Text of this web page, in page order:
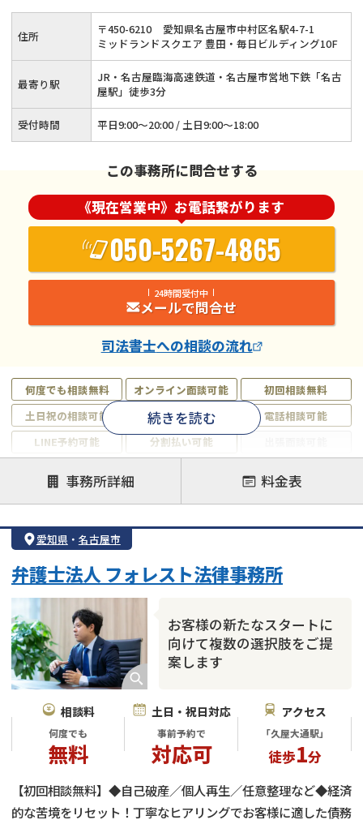
援用）にも対応◆完全個室の相談室でプライバシーを確保◆借
金問題の解決は当事務所へ！≪事前予約でオンライン相談も可
≫
何度でも相談無料 オンライン面談可能
初回相談無料
土日祝の相談可能
19時以降電話可能
電話相談可能
LINE予約可能
分割払い可能
借金返済相談・交渉
自己破産
任意整理
個人再生
会社破産・法人破産
住宅ローン
消費者金融・サラ金
カードローン
続きを読む
住所 〒450-6210
愛知県名古屋市中村区名駅4-7-1
ミッドランドスクエア 豊田・毎日ビルディング10F
最寄り駅
JR・名古屋臨海高速鉄道・名古屋市営地下鉄「名古
屋駅」徒歩3分
受付時間 平日9:00〜20:00 / 土日9:00〜18:00
この事務所に問合せする
《現在営業中》お電話繋がります
050-5267-4865
24時間受付中
メールで問合せ
司法書士への相談の流れ
事務所詳細 料金表
愛知県 ・ 名古屋市
お客様の新たなスタートに
向けて複数の選択肢をご提
案します
弁護士法人 フォレスト法律事務所
相談料
何度でも
無料
土日・祝日対応
事前予約で
対応可
アクセス
「久屋大通駅」
徒歩1分
【初回相談無料】◆自己破産／個人再生／任意整理など◆経済
的な苦境をリセット！丁寧なヒアリングでお客様に適した債務